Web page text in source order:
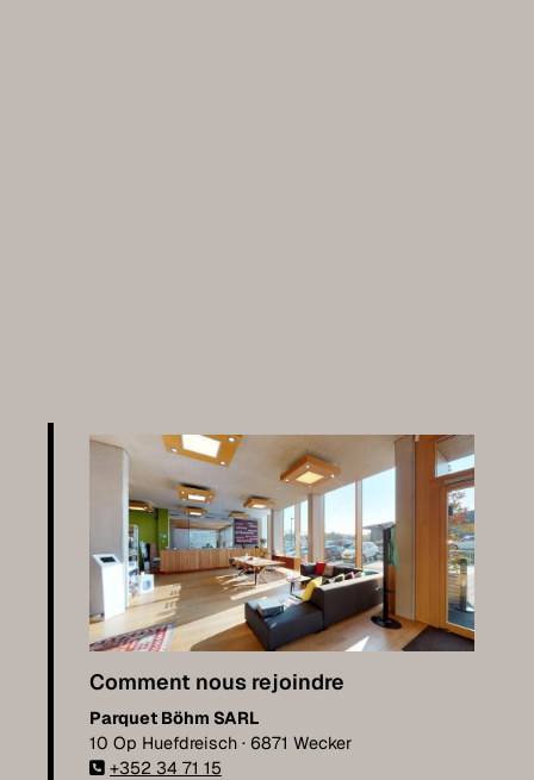
Comment nous rejoindre
Parquet Böhm SARL
10 Op Huefdreisch · 6871 Wecker
+352 34 71 15